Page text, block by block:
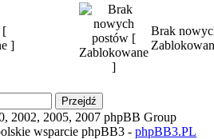
[
]
Brak
2002, 2005, 2007 phpBB Group
wsparcie phpBB3 - phpBB3.PL